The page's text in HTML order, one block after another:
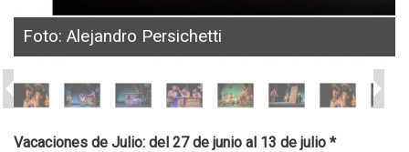
Foto: Alejandro Persichetti
Vacaciones de Julio: del 27 de junio al 13 de julio *